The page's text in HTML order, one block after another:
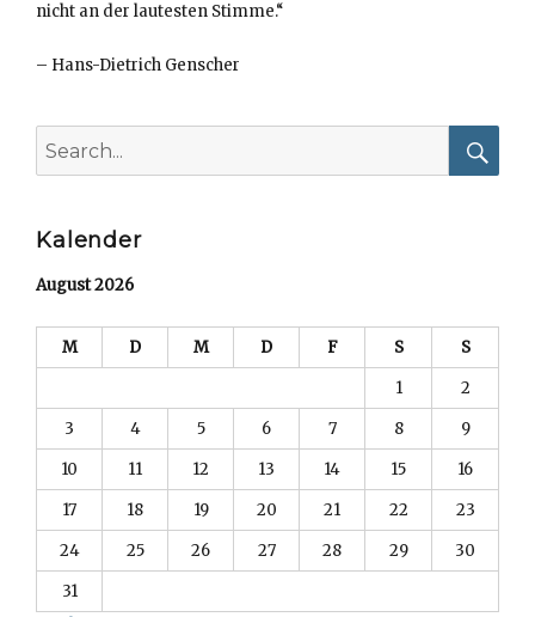
nicht an der lautesten Stimme.“
– Hans-Dietrich Genscher
for:
Kalender
August 2026
M D M D F S
S
1
2
3
4 5 6 7 8
9
10
11 12 13 14 15
16
17
18 19 20 21 22
23
24
25 26 27 28 29
30
31